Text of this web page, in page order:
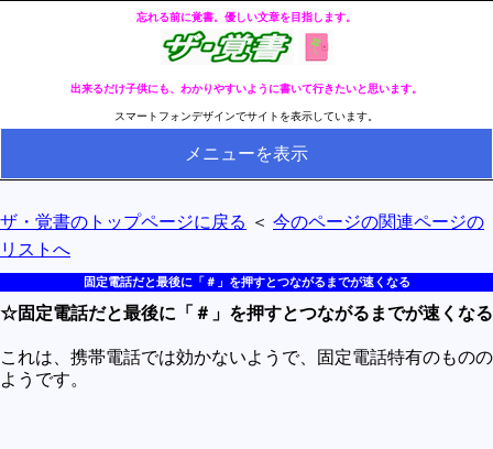
忘れる前に覚書。優しい文章を目指します。
出来るだけ子供にも、わかりやすいように書いて行きたいと思います。
スマートフォンデザインでサイトを表示しています。
メニューを表示
全ページのリストへ
今の分類ページのリストへ
健康
冬・冷え性対策
生活
ザ・覚書のトップページに戻る ＜ 今のページの関連ページの
リストへ
固定電話だと最後に「＃」を押すとつながるまでが速くなる
☆固定電話だと最後に「＃」を押すとつながるまでが速くなる
これは、携帯電話では効かないようで、固定電話特有のものの
ようです。